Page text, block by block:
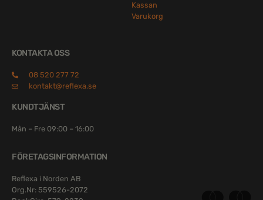
Kassan
Varukorg
KONTAKTA OSS
08 520 277 72
kontakt@reflexa.se
KUNDTJÄNST
Mån – Fre 09:00 – 16:00
FÖRETAGSINFORMATION
Reflexa i Norden AB
Org.Nr: 559526-2072